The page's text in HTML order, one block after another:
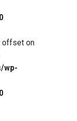
offset on
wp-